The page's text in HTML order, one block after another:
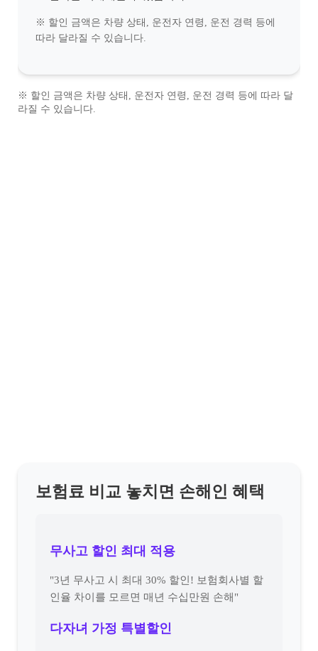
※ 할인 금액은 차량 상태, 운전자 연령, 운전 경력 등에
따라 달라질 수 있습니다.
※ 할인 금액은 차량 상태, 운전자 연령, 운전 경력 등에 따라 달
라질 수 있습니다.
보험료 비교 놓치면 손해인 혜택
무사고 할인 최대 적용
"3년 무사고 시 최대 30% 할인! 보험회사별 할
인율 차이를 모르면 매년 수십만원 손해"
다자녀 가정 특별할인